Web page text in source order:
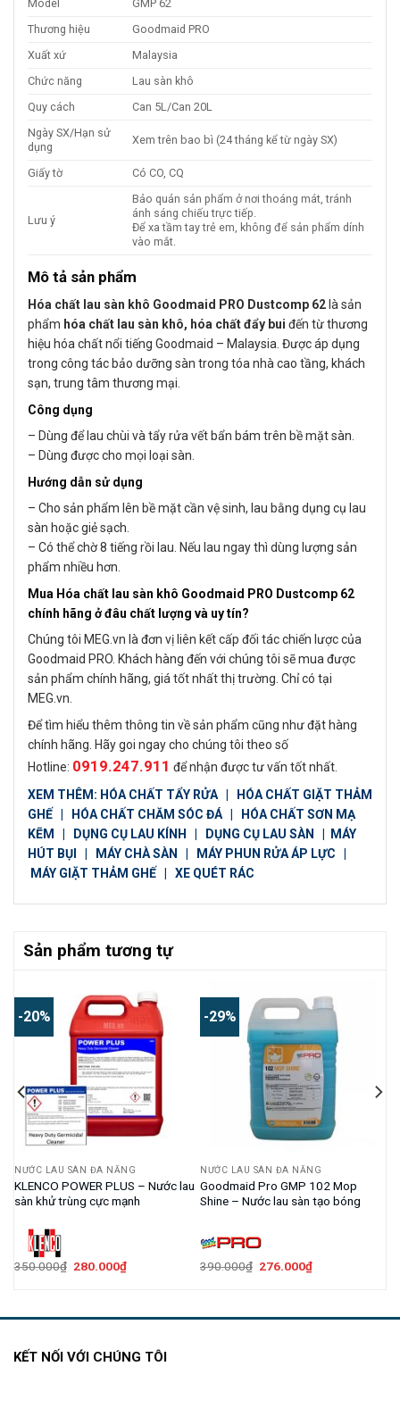
Model
GMP 62
Thương hiệu
Goodmaid PRO
Xuất xứ
Malaysia
Chức năng
Lau sàn khô
Quy cách
Can 5L/Can 20L
Ngày SX/Hạn sử
dụng
Xem trên bao bì (24 tháng kể từ ngày SX)
Giấy tờ Có CO, CQ
Lưu ý
Bảo quản sản phẩm ở nơi thoáng mát, tránh
ánh sáng chiếu trực tiếp.
Để xa tầm tay trẻ em, không để sản phẩm dính
vào mắt.
Mô tả sản phẩm
Hóa chất lau sàn khô Goodmaid PRO Dustcomp 62là sản
phẩm hóa chất lau sàn khô, hóa chất đẩy bui đến từ thương
hiệu hóa chất nổi tiếng Goodmaid – Malaysia. Được áp dụng
trong công tác bảo dưỡng sàn trong tóa nhà cao tầng, khách
sạn, trung tâm thương mại.
Công dụng
– Dùng để lau chùi và tẩy rửa vết bẩn bám trên bề mặt sàn.
– Dùng được cho mọi loại sàn.
Hướng dẫn sử dụng
– Cho sản phẩm lên bề mặt cần vệ sinh, lau bằng dụng cụ lau
sàn hoặc giẻ sạch.
– Có thể chờ 8 tiếng rồi lau. Nếu lau ngay thì dùng lượng sản
phẩm nhiều hơn.
Mua Hóa chất lau sàn khô Goodmaid PRO Dustcomp 62
chính hãng ở đâu chất lượng và uy tín?
Chúng tôi MEG.vn là đơn vị liên kết cấp đối tác chiến lược của
Goodmaid PRO. Khách hàng đến với chúng tôi sẽ mua được
sản phẩm chính hãng, giá tốt nhất thị trường. Chỉ có tại
MEG.vn.
Để tìm hiểu thêm thông tin về sản phẩm cũng như đặt hàng
chính hãng. Hãy goi ngay cho chúng tôi theo số
Hotline: 0919.247.911 để nhận được tư vấn tốt nhất.
XEM THÊM: HÓA CHẤT TẨY RỬA | HÓA CHẤT GIẶT THẢM
GHẾ | HÓA CHẤT CHĂM SÓC ĐÁ | HÓA CHẤT SƠN MẠ
KẼM
| DỤNG CỤ LAU KÍNH | DỤNG CỤ LAU SÀN | MÁY
HÚT BỤI
| MÁY CHÀ SÀN | MÁY PHUN RỬA ÁP LỰC |
MÁY GIẶT THẢM GHẾ | XE QUÉT RÁC
Sản phẩm tương tự
-20%
NƯỚC LAU SÀN ĐA NĂNG
KLENCO POWER PLUS – Nước lau
sàn khử trùng cực mạnh
350.000₫ Giá
280.000₫Giá
-29%
NƯỚC LAU SÀN ĐA NĂNG
Goodmaid Pro GMP 102 Mop
Shine – Nước lau sàn tạo bóng
390.000₫ Giá
276.000₫Giá
KẾT NỐI VỚI CHÚNG TÔI